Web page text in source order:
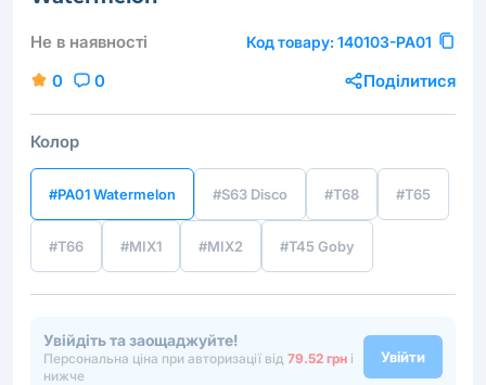
Не в наявності Код товару: 140103-PA01
0 0 Поділитися
Колор
#PA01 Watermelon #S63 Disco #T68 #T65
#T66 #MIX1 #MIX2 #T45 Goby
Увійдіть та заощаджуйте!
Персональна ціна при авторизації від 79.52 грн і
нижче
Увійти